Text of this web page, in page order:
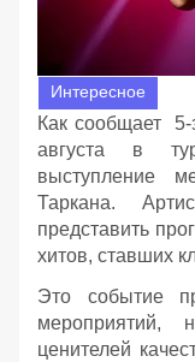
Интересное
Как сообщает 5-
августа в
выступление
Таркана.
представить
хитов, ставших
Это событие
мероприятий,
ценителей